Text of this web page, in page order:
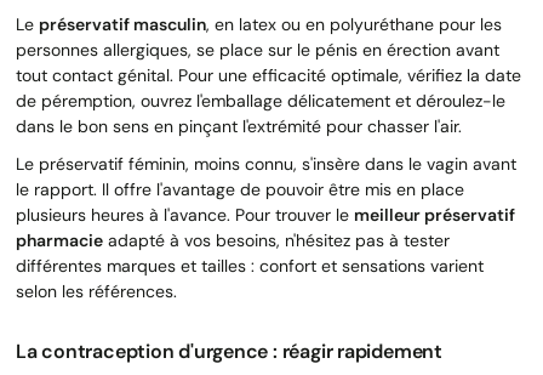
Le préservatif masculin, en latex ou en polyuréthane pour les
personnes allergiques, se place sur le pénis en érection avant
tout contact génital. Pour une efficacité optimale, vérifiez la date
de péremption, ouvrez l'emballage délicatement et déroulez-le
dans le bon sens en pinçant l'extrémité pour chasser l'air.
Le préservatif féminin, moins connu, s'insère dans le vagin avant
le rapport. Il offre l'avantage de pouvoir être mis en place
plusieurs heures à l'avance. Pour trouver le meilleur préservatif
pharmacie adapté à vos besoins, n'hésitez pas à tester
différentes marques et tailles : confort et sensations varient
selon les références.
La contraception d'urgence : réagir rapidement